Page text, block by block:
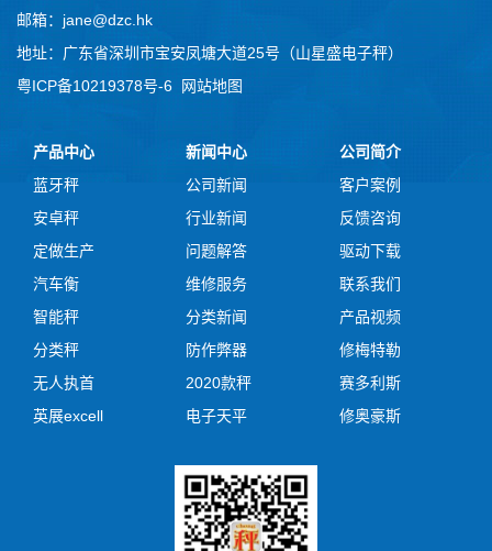
邮箱：jane@dzc.hk
地址：广东省深圳市宝安凤塘大道25号（山星盛电子秤）
粤ICP备10219378号-6
网站地图
产品中心
蓝牙秤
安卓秤
定做生产
汽车衡
智能秤
分类秤
无人执首
英展excell
新闻中心
公司新闻
行业新闻
问题解答
维修服务
分类新闻
防作弊器
2020款秤
电子天平
公司简介
客户案例
反馈咨询
驱动下载
联系我们
产品视频
修梅特勒
赛多利斯
修奥豪斯